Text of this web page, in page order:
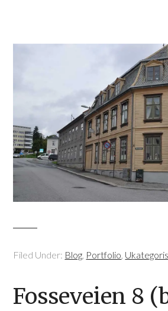
Filed Under: Blog, Portfolio,
Fosseveien 8